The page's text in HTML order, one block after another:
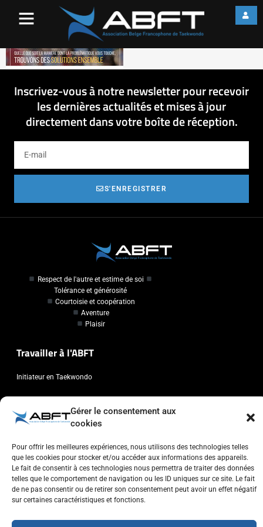
Gérer le consentement aux
cookies
Pour offrir les meilleures expériences, nous utilisons des technologies telles
que les cookies pour stocker et/ou accéder aux informations des appareils.
Le fait de consentir à ces technologies nous permettra de traiter des données
telles que le comportement de navigation ou les ID uniques sur ce site. Le fait
de ne pas consentir ou de retirer son consentement peut avoir un effet négatif
sur certaines caractéristiques et fonctions.
Inscrivez-vous à notre newsletter pour recevoir
les dernières actualités et mises à jour
directement dans votre boîte de réception.
S'ENREGISTRER
Respect de l'autre et estime de soi
Tolérance et générosité
Courtoisie et coopération
Aventure
Plaisir
Travailler à l'ABFT
Initiateur en Taekwondo
Chaussée de Wavre, 2057 - 1160 Auderghem
info@abft.be
+32 (0)2 347 34 77